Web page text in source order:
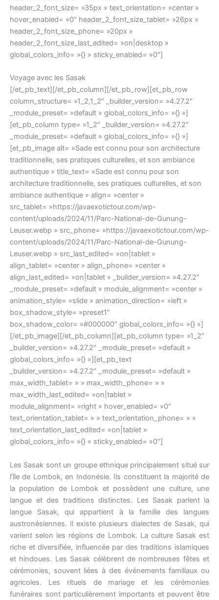
header_2_font_size= »35px » text_orientation= »center »
hover_enabled= »0″ header_2_font_size_tablet= »26px »
header_2_font_size_phone= »20px »
header_2_font_size_last_edited= »on|desktop »
global_colors_info= »{} » sticky_enabled= »0″]
Voyage avec les Sasak
[/et_pb_text][/et_pb_column][/et_pb_row][et_pb_row
column_structure= »1_2,1_2″ _builder_version= »4.27.2″
_module_preset= »default » global_colors_info= »{} »]
[et_pb_column type= »1_2″ _builder_version= »4.27.2″
_module_preset= »default » global_colors_info= »{} »]
[et_pb_image alt= »Sade est connu pour son architecture
traditionnelle, ses pratiques culturelles, et son ambiance
authentique » title_text= »Sade est connu pour son
architecture traditionnelle, ses pratiques culturelles, et son
ambiance authentique » align= »center »
src_tablet= »https://javaexotictour.com/wp-
content/uploads/2024/11/Parc-National-de-Gunung-
Leuser.webp » src_phone= »https://javaexotictour.com/wp-
content/uploads/2024/11/Parc-National-de-Gunung-
Leuser.webp » src_last_edited= »on|tablet »
align_tablet= »center » align_phone= »center »
align_last_edited= »on|tablet » _builder_version= »4.27.2″
_module_preset= »default » module_alignment= »center »
animation_style= »slide » animation_direction= »left »
box_shadow_style= »preset1″
box_shadow_color= »#000000″ global_colors_info= »{} »]
[/et_pb_image][/et_pb_column][et_pb_column type= »1_2″
_builder_version= »4.27.2″ _module_preset= »default »
global_colors_info= »{} »][et_pb_text
_builder_version= »4.27.2″ _module_preset= »default »
max_width_tablet= » » max_width_phone= » »
max_width_last_edited= »on|tablet »
module_alignment= »right » hover_enabled= »0″
text_orientation_tablet= » » text_orientation_phone= » »
text_orientation_last_edited= »on|tablet »
global_colors_info= »{} » sticky_enabled= »0″]
Les Sasak sont un groupe ethnique principalement situé sur
l’île de Lombok, en Indonésie. Ils constituent la majorité de
la population de Lombok et possèdent une culture, une
langue et des traditions distinctes. Les Sasak parlent la
langue Sasak, qui appartient à la famille des langues
austronésiennes. Il existe plusieurs dialectes de Sasak, qui
varient selon les régions de Lombok. La culture Sasak est
riche et diversifiée, influencée par des traditions islamiques
et hindoues. Les Sasak célèbrent de nombreuses fêtes et
cérémonies, souvent liées à des événements familiaux ou
agricoles. Les rituels de mariage et les cérémonies
funéraires sont particulièrement importants et peuvent être